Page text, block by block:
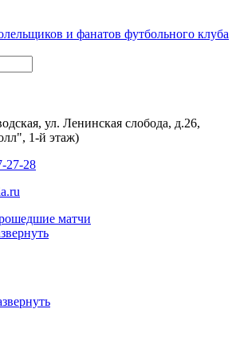
ул. Ленинская слобода, д.26,
1-й этаж)
27-28
матчи